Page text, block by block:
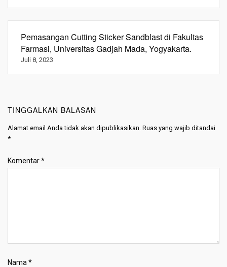
Pemasangan Cutting Sticker Sandblast di Fakultas
Farmasi, Universitas Gadjah Mada, Yogyakarta.
Juli 8, 2023
TINGGALKAN BALASAN
Alamat email Anda tidak akan dipublikasikan. Ruas yang wajib ditandai
*
Komentar*
Nama *